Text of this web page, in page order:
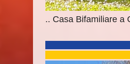
.. Casa Bifamiliare a